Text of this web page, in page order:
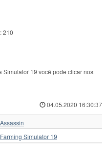
210
Simulator 19 você pode clicar nos
04.05.2020 16:30:37
Assassin
Farming Simulator 19